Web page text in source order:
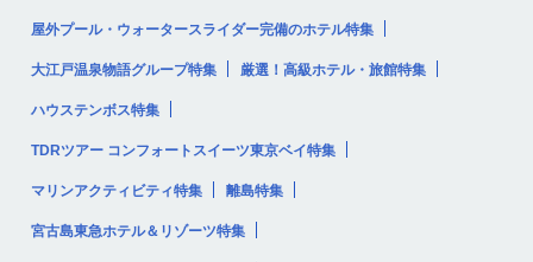
屋外プール・ウォータースライダー完備のホテル特集
大江戸温泉物語グループ特集 厳選！高級ホテル・旅館特集
ハウステンボス特集
TDRツアー コンフォートスイーツ東京ベイ特集
マリンアクティビティ特集 離島特集
宮古島東急ホテル＆リゾーツ特集